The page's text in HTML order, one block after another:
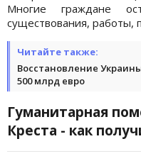
Многие граждане
существования, работы,
Читайте также:
Восстановление
500 млрд евро
Гуманитарная
Креста - как